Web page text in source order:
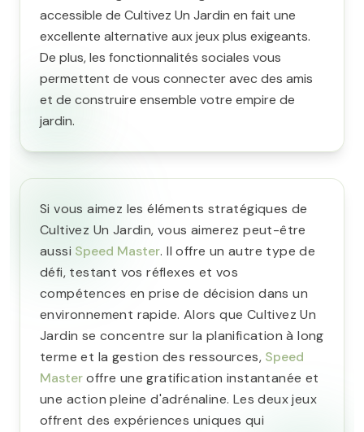
accessible de Cultivez Un Jardin en fait une
excellente alternative aux jeux plus exigeants.
De plus, les fonctionnalités sociales vous
permettent de vous connecter avec des amis
et de construire ensemble votre empire de
jardin.
Si vous aimez les éléments stratégiques de
Cultivez Un Jardin, vous aimerez peut-être
aussi Speed Master. Il offre un autre type de
défi, testant vos réflexes et vos
compétences en prise de décision dans un
environnement rapide. Alors que Cultivez Un
Jardin se concentre sur la planification à long
terme et la gestion des ressources, Speed
Masteroffre une gratification instantanée et
une action pleine d'adrénaline. Les deux jeux
offrent des expériences uniques qui